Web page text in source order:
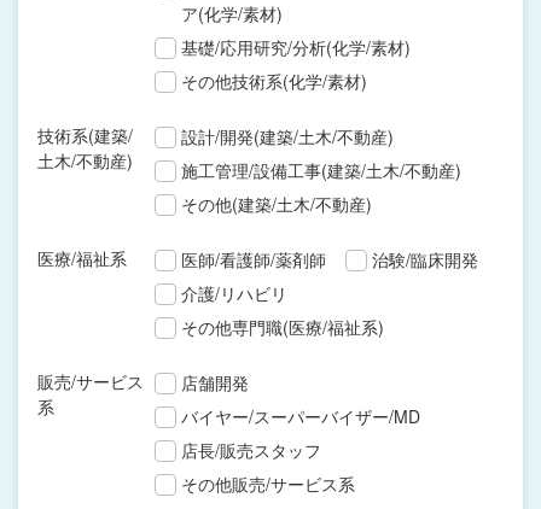
ア(化学/素材)
基礎/応用研究/分析(化学/素材)
その他技術系(化学/素材)
技術系(建築/
土木/不動産)
設計/開発(建築/土木/不動産)
施工管理/設備工事(建築/土木/不動産)
その他(建築/土木/不動産)
医療/福祉系 医師/看護師/薬剤師
治験/臨床開発
介護/リハビリ
その他専門職(医療/福祉系)
販売/サービス
系
店舗開発
バイヤー/スーパーバイザー/MD
店長/販売スタッフ
その他販売/サービス系